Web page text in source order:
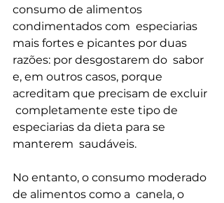
consumo de alimentos
condimentados com  especiarias
mais fortes e picantes por duas
razões: por desgostarem do  sabor
e, em outros casos, porque
acreditam que precisam de excluir
completamente este tipo de
especiarias da dieta para se
manterem  saudáveis.
No entanto, o consumo moderado
de alimentos como a  canela, o